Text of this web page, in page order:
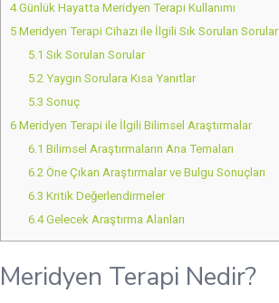
4Günlük Hayatta Meridyen Terapi Kullanımı
5 Meridyen Terapi Cihazı ile İlgili Sık Sorulan Sorular
5.1 Sık Sorulan Sorular
5.2Yaygın Sorulara Kısa Yanıtlar
5.3 Sonuç
6 Meridyen Terapi ile İlgili Bilimsel Araştırmalar
6.1 Bilimsel Araştırmaların Ana Temaları
6.2Öne Çıkan Araştırmalar ve Bulgu Sonuçları
6.3 Kritik Değerlendirmeler
6.4Gelecek Araştırma Alanları
Meridyen Terapi Nedir?